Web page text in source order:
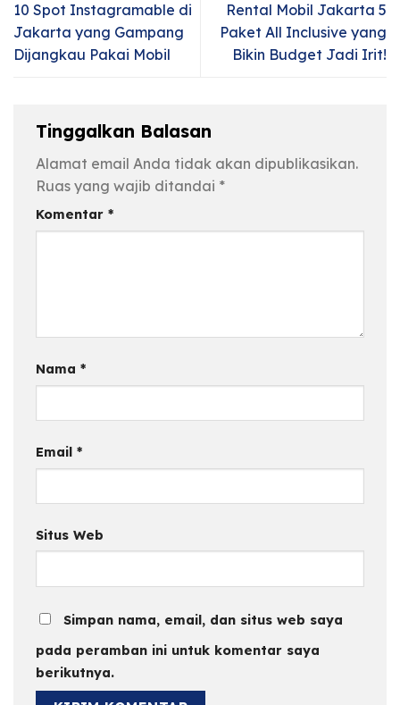
10 Spot Instagramable di
Jakarta yang Gampang
Dijangkau Pakai Mobil
Rental Mobil Jakarta 5
Paket All Inclusive yang
Bikin Budget Jadi Irit!
Tinggalkan Balasan
Alamat email Anda tidak akan dipublikasikan.
Ruas yang wajib ditandai *
Komentar *
Nama *
Email *
Situs Web
Simpan nama, email, dan situs web saya
pada peramban ini untuk komentar saya
berikutnya.